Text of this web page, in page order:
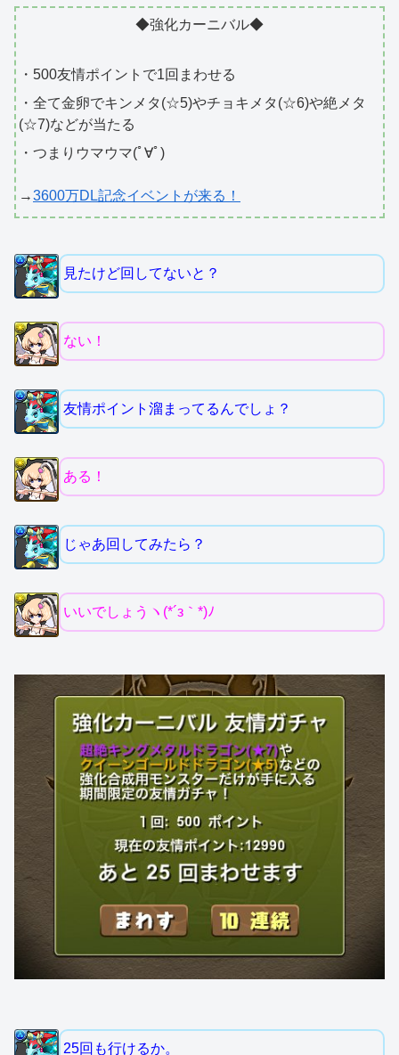
◆強化カーニバル◆
・500友情ポイントで1回まわせる
・全て金卵でキンメタ(☆5)やチョキメタ(☆6)や絶メタ
(☆7)などが当たる
・つまりウマウマ(ﾟ∀ﾟ)
→3600万DL記念イベントが来る！
見たけど回してないと？
ない！
友情ポイント溜まってるんでしょ？
ある！
じゃあ回してみたら？
いいでしょうヽ(*´з｀*)ﾉ
25回も行けるか。